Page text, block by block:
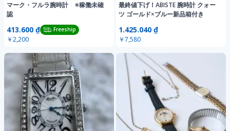
マーク・フルラ腕時計 ※稼働未確
認
413.600 ₫ Freeship
￥2,200
最終値下げ！ABISTE 腕時計 クォー
ツ ゴールド×ブルー新品箱付き
1.425.040 ₫
￥7,580